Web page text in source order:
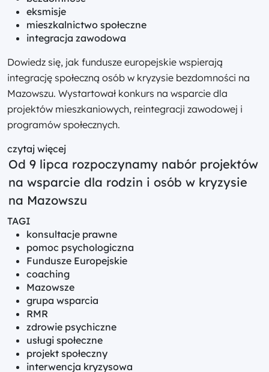
eksmisje
mieszkalnictwo społeczne
integracja zawodowa
Dowiedz się, jak fundusze europejskie wspierają
integrację społeczną osób w kryzysie bezdomności na
Mazowszu. Wystartował konkurs na wsparcie dla
projektów mieszkaniowych, reintegracji zawodowej i
programów społecznych.
czytaj więcej
Od 9 lipca rozpoczynamy nabór projektów
na wsparcie dla rodzin i osób w kryzysie
na Mazowszu
TAGI
konsultacje prawne
pomoc psychologiczna
Fundusze Europejskie
coaching
Mazowsze
grupa wsparcia
RMR
zdrowie psychiczne
usługi społeczne
projekt społeczny
interwencja kryzysowa